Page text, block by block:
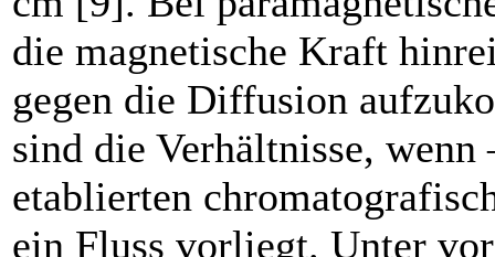
die magnetische Kraft
gegen die Diffusion
sind die Verhältnisse, wenn
etablierten
ein Fluss vorliegt. Unter